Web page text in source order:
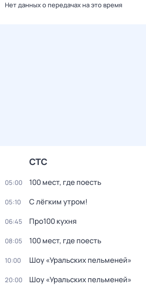
Нет данных о передачах на это время
СТС
05:00 100 мест, где поесть
05:10 С лёгким утром!
06:45 Про100 кухня
08:05 100 мест, где поесть
10:00 Шоу «Уральских пельменей»
20:00 Шоу «Уральских пельменей»